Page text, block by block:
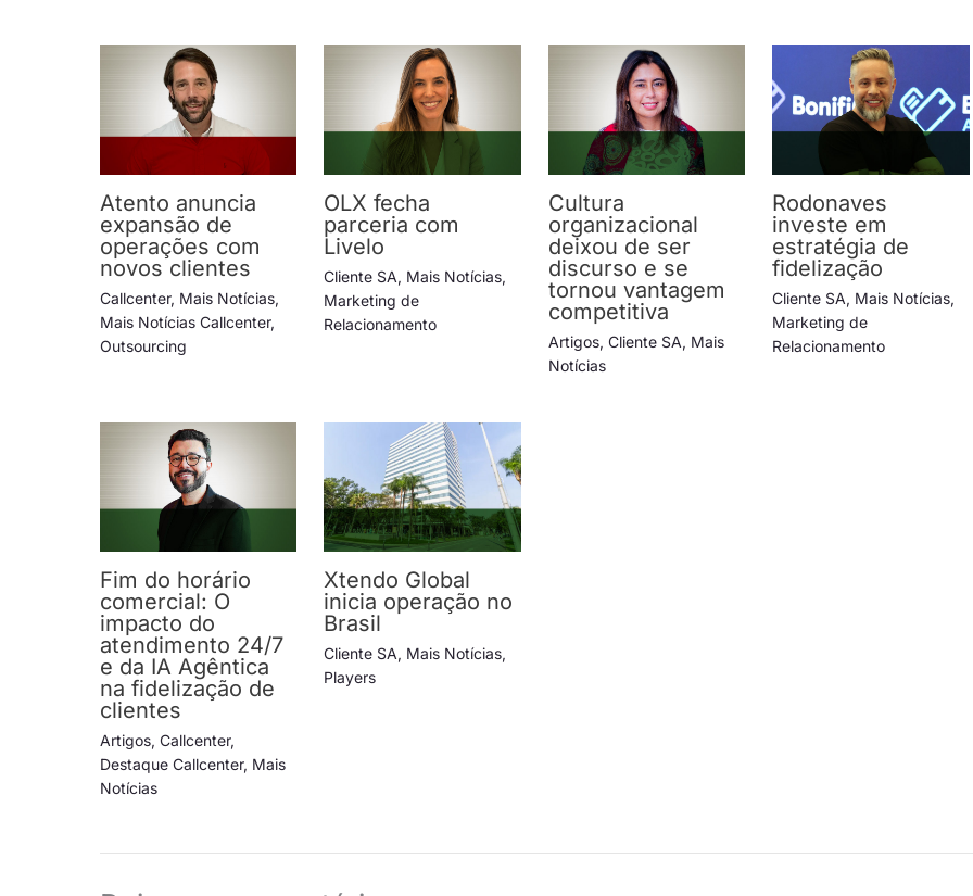
Atento anuncia
expansão de
operações com
novos clientes
Callcenter, Mais Notícias,
Mais Notícias Callcenter,
Outsourcing
OLX fecha
parceria com
Livelo
Cliente SA, Mais Notícias,
Marketing de
Relacionamento
Cultura
organizacional
deixou de ser
discurso e se
tornou vantagem
competitiva
Artigos, Cliente SA, Mais
Notícias
Rodonaves
investe em
estratégia de
fidelização
Cliente SA, Mais Notícias,
Marketing de
Relacionamento
Fim do horário
comercial: O
impacto do
atendimento 24/7
e da IA Agêntica
na fidelização de
clientes
Artigos, Callcenter,
Destaque Callcenter, Mais
Notícias
Xtendo Global
inicia operação no
Brasil
Cliente SA, Mais Notícias,
Players